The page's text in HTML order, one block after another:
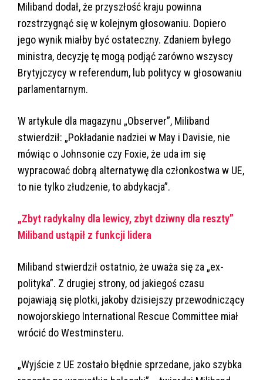
Miliband dodał, że przyszłość kraju powinna
rozstrzygnąć się w kolejnym głosowaniu. Dopiero
jego wynik miałby być ostateczny. Zdaniem byłego
ministra, decyzję tę mogą podjąć zarówno wszyscy
Brytyjczycy w referendum, lub politycy w głosowaniu
parlamentarnym.
W artykule dla magazynu „Observer”, Miliband
stwierdził: „Pokładanie nadziei w May i Davisie, nie
mówiąc o Johnsonie czy Foxie, że uda im się
wypracować dobrą alternatywę dla członkostwa w UE,
to nie tylko złudzenie, to abdykacja”.
„Zbyt radykalny dla lewicy, zbyt dziwny dla reszty”
Miliband ustąpił z funkcji lidera
Miliband stwierdził ostatnio, że uważa się za „ex-
polityka”. Z drugiej strony, od jakiegoś czasu
pojawiają się plotki, jakoby dzisiejszy przewodniczący
nowojorskiego International Rescue Committee miał
wrócić do Westminsteru.
„Wyjście z UE zostało błędnie sprzedane, jako szybka